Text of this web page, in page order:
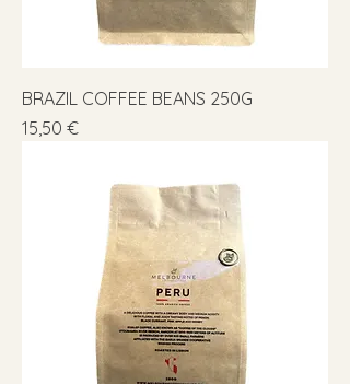
BRAZIL COFFEE BEANS 250G
Precio
15,50 €